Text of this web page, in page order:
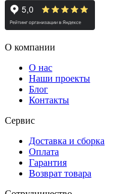
О компании
О нас
Наши проекты
Блог
Контакты
Сервис
Доставка и сборка
Оплата
Гарантия
Возврат товара